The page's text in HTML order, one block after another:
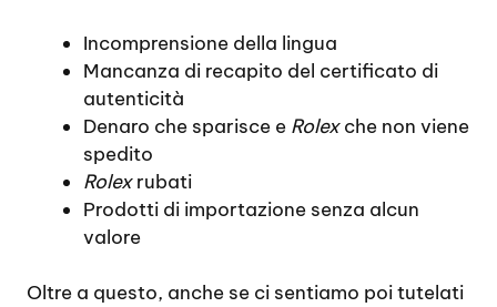
Incomprensione della lingua
Mancanza di recapito del certificato di
autenticità
Denaro che sparisce e Rolexche non viene
spedito
Rolexrubati
Prodotti di importazione senza alcun
valore
Oltre a questo, anche se ci sentiamo poi tutelati